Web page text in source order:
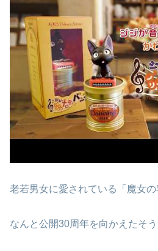
老若男女に愛されている「魔女の
なんと公開30周年を向かえたそう